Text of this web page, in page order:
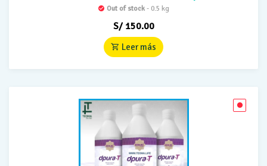
Out of stock - 0.5 kg
S/150.00
Leer más